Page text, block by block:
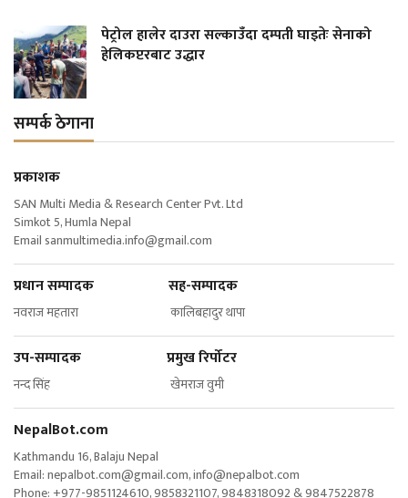
पेट्रोल हालेर दाउरा सल्काउँदा दम्पती घाइतेः सेनाको
हेलिकप्टरबाट उद्धार
सम्पर्क ठेगाना
प्रकाशक
SAN Multi Media & Research Center Pvt. Ltd
Simkot 5, Humla Nepal
Email sanmultimedia.info@gmail.com
प्रधान सम्पादक सह-सम्पादक
नवराज महतारा कालिबहादुर थापा
उप-सम्पादक प्रमुख रिर्पोटर
नन्द सिंह खेमराज वुमी
NepalBot.com
Kathmandu 16, Balaju Nepal
Email:nepalbot.com@gmail.com,info@nepalbot.com
Phone: +977-9851124610, 9858321107, 9848318092 & 9847522878